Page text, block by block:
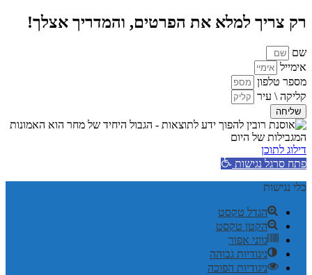
רק צריך למלא את הפרטים, והמדריך אצלך!
שם
אימייל
מספר טלפון
קליקה \ עיר
שליחה
דילוג לתוכן
פתח סרגל נגישות
כלי נגישות
הגדל טקסט
הקטן טקסט
גווני אפור
ניגודיות גבוהה
ניגודיות הפוכה